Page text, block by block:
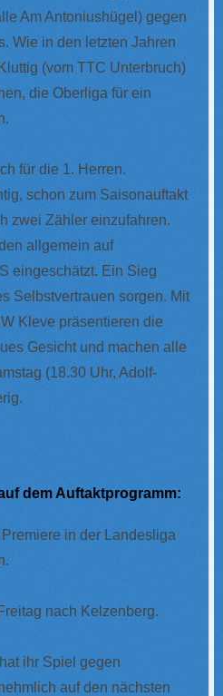
Am Antoniushügel) gegen
Wie in den letzten Jahren
(vom TTC Unterbruch)
die Oberliga für ein
für die 1. Herren.
schon zum Saisonauftakt
zwei Zähler einzufahren.
allgemein auf
eingeschätzt. Ein Sieg
Selbstvertrauen sorgen. Mit
Kleve präsentieren die
Gesicht und machen alle
(18.30 Uhr, Adolf-
dem Auftaktprogramm:
in der Landesliga
nach Kelzenberg.
ihr Spiel gegen
auf den nächsten